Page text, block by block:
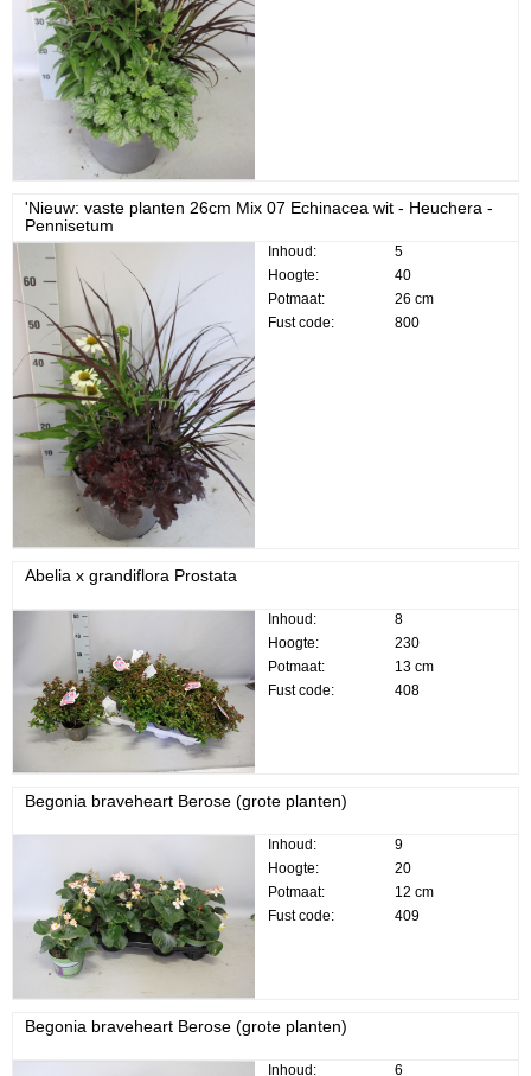
'Nieuw: vaste planten 26cm Mix 07 Echinacea wit - Heuchera -
Pennisetum
Inhoud:
5
Hoogte:
40
Potmaat:
26 cm
Fust code:
800
Abelia x grandiflora Prostata
Inhoud:
8
Hoogte:
230
Potmaat:
13 cm
Fust code:
408
Begonia braveheart Berose (grote planten)
Inhoud:
9
Hoogte:
20
Potmaat:
12 cm
Fust code:
409
Begonia braveheart Berose (grote planten)
Inhoud:
6